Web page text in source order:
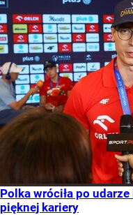
Polka wróciła po
pięknej kariery